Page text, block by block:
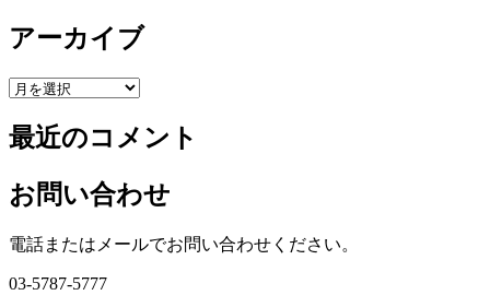
アーカイブ
ア
カ
イ
ブ
最近のコメント
お問い合わせ
電話またはメールでお問い合わせください。
03-5787-5777